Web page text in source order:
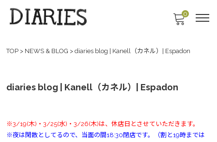
0
TOP > NEWS & BLOG > diaries blog | Kanell（カネル）| Espadon
diaries blog | Kanell（カネル）| Espadon
※3/19(木)・3/25(水)・3/26(木)は、休店日とさせていただきます。
※夜は閑散としてるので、当面の間18:30閉店です。（割と19時までは